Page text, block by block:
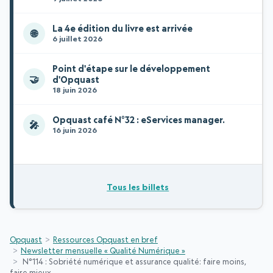
🌐 La 4e édition du livre est arrivée
6 juillet 2026
🤝
Point d'étape sur le développement
d'Opquast
18 juin 2026
🎤 Opquast café N°32 : eServices manager.
16 juin 2026
Tous les billets
Opquast
Ressources Opquast en bref
Newsletter mensuelle « Qualité Numérique »
N°114 : Sobriété numérique et assurance qualité: faire moins,